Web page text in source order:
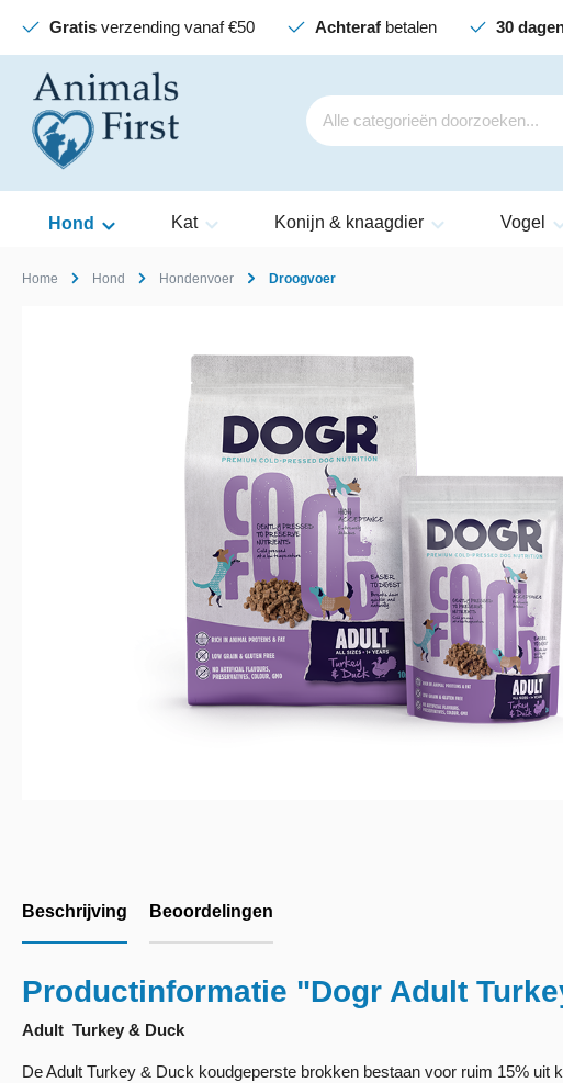
Gratisverzending vanaf €50 Achterafbetalen 30
Hond Kat Konijn & knaagdier Vogel
Home Hond Hondenvoer Droogvoer
Beschrijving Beoordelingen
Productinformatie "Dogr Adult
Adult Turkey & Duck
De Adult Turkey & Duck koudgeperste brokken bestaan voor ruim 15%